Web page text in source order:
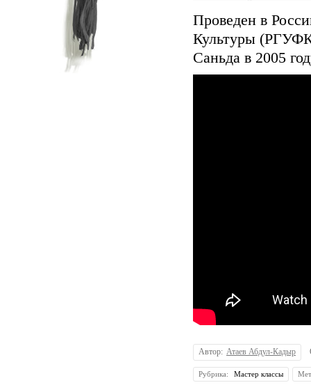
Проведен в
Культуры
Саньда в 2005
Автор: Атаев Абдул-Кадыр
Рубрика: Мастер классы